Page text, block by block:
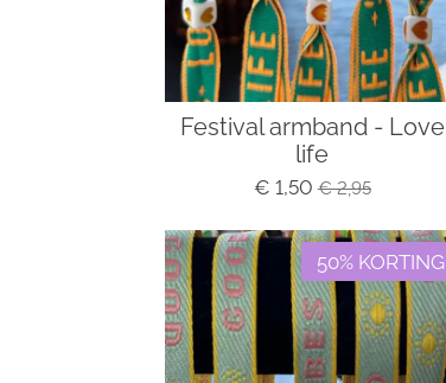
Festival armband - Love
life
€ 1,50 € 2,95
50% KORTING